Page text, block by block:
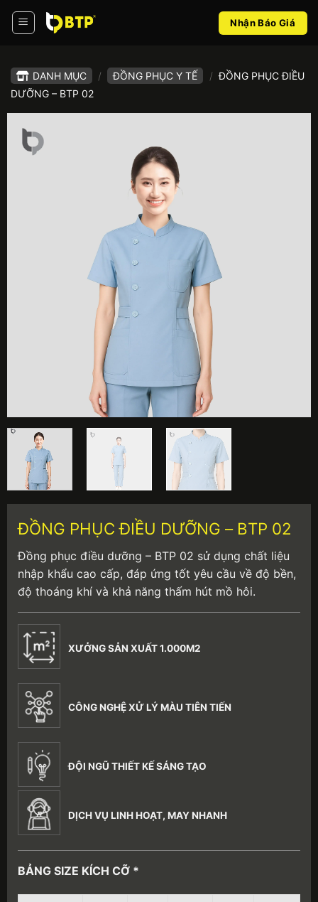
qua
Nhận Báo Giá
DANH MỤC / ĐỒNG PHỤC Y TẾ / ĐỒNG PHỤC ĐIỀU
DƯỠNG – BTP 02
ĐỒNG PHỤC ĐIỀU DƯỠNG – BTP 02
Đồng phục điều dưỡng – BTP 02 sử dụng chất liệu
nhập khẩu cao cấp, đáp ứng tốt yêu cầu về độ bền,
độ thoáng khí và khả năng thấm hút mồ hôi.
XƯỞNG SẢN XUẤT 1.000M2
CÔNG NGHỆ XỬ LÝ MÀU TIÊN TIẾN
ĐỘI NGŨ THIẾT KẾ SÁNG TẠO
DỊCH VỤ LINH HOẠT, MAY NHANH
BẢNG SIZE KÍCH CỠ *